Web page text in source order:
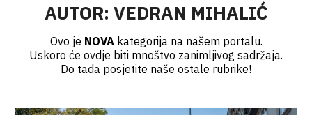
AUTOR: VEDRAN MIHALIĆ
Ovo je NOVAkategorija na našem portalu.
Uskoro će ovdje biti mnoštvo zanimljivog sadržaja.
Do tada posjetite naše ostale rubrike!